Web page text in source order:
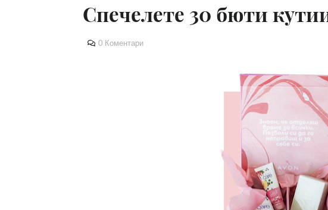
Спечелете 30 бюти
0 Коментари